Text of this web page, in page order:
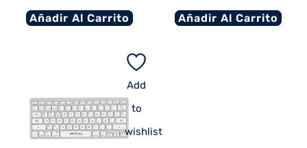
Añadir Al Carrito Añadir Al Carrito
Add
to
wishlist